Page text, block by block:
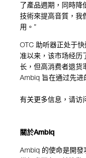
了產品週期，同時降
技術來提高音質，我
用 。 ”
OTC 助听器正处于
准以来，该市场经历
长，但高消费者退
Ambiq 旨在通过先进
有关更多信息，请访
關於Ambiq
Ambiq 的使命是開